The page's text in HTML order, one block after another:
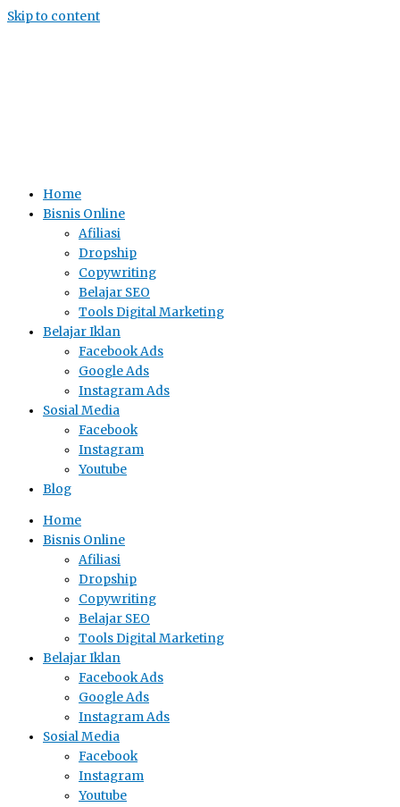
Skip to content
Home
Bisnis Online
Afiliasi
Dropship
Copywriting
Belajar SEO
Tools Digital Marketing
Belajar Iklan
Facebook Ads
Google Ads
Instagram Ads
Sosial Media
Facebook
Instagram
Youtube
Blog
Home
Bisnis Online
Afiliasi
Dropship
Copywriting
Belajar SEO
Tools Digital Marketing
Belajar Iklan
Facebook Ads
Google Ads
Instagram Ads
Sosial Media
Facebook
Instagram
Youtube